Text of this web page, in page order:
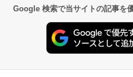
円～
19,541円～
円～
5,758円～
Google 検索で当サイトの記事を